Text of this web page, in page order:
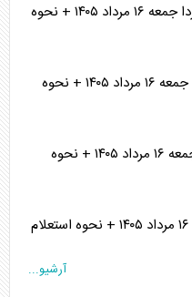
جدول قطعی برق استان اصفهان فردا جمعه ۱۶ مرداد ۱۴۰۵ + نحوه
جدول قطعی برق استان فارس فردا جمعه ۱۶ مرداد ۱۴۰۵ + نحوه
جدول قطعی برق استان البرز فردا جمعه ۱۶ مرداد ۱۴۰۵ + نحوه
آرشیو...